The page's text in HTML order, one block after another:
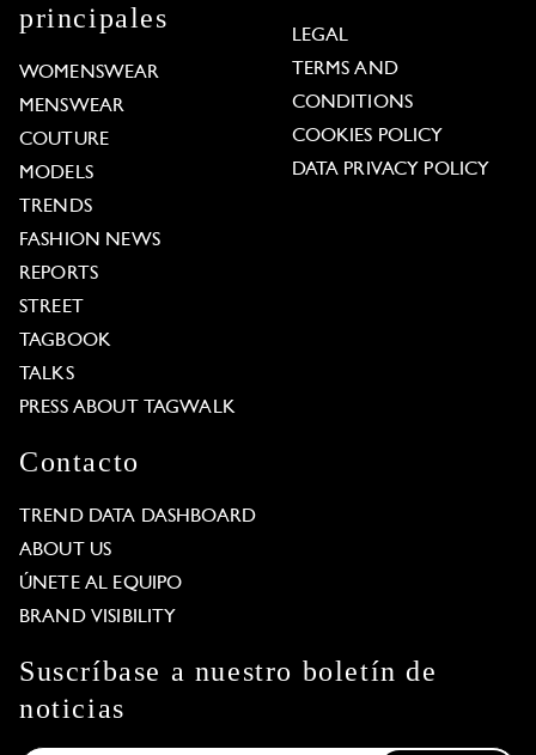
principales
WOMENSWEAR
MENSWEAR
COUTURE
MODELS
TRENDS
FASHION NEWS
REPORTS
STREET
TAGBOOK
TALKS
PRESS ABOUT TAGWALK
LEGAL
TERMS AND
CONDITIONS
COOKIES POLICY
DATA PRIVACY POLICY
Contacto
TREND DATA DASHBOARD
ABOUT US
ÚNETE AL EQUIPO
BRAND VISIBILITY
Suscríbase a nuestro boletín de
noticias